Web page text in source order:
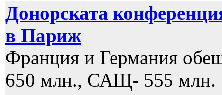
Донорската
в Париж
Франция и Германия
650 млн., САЩ- 555 млн.